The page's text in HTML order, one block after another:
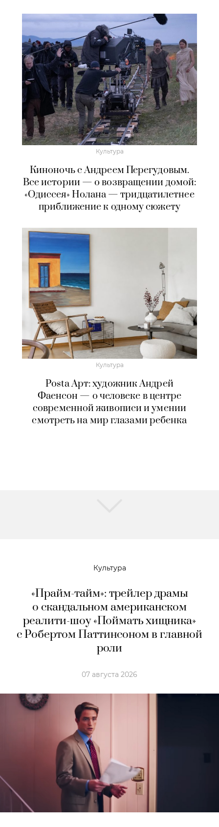
Культура
Киноночь с Андреем Перегудовым.
Все истории — о возвращении домой:
«Одиссея» Нолана — тридцатилетнее
приближение к одному сюжету
Культура
Posta Арт: художник Андрей
Фаенсон — о человеке в центре
современной живописи и умении
смотреть на мир глазами ребенка
Культура
«Прайм-тайм»: трейлер драмы
о скандальном американском
реалити-шоу «Поймать хищника»
с Робертом Паттинсоном в главной
роли
07 августа 2026